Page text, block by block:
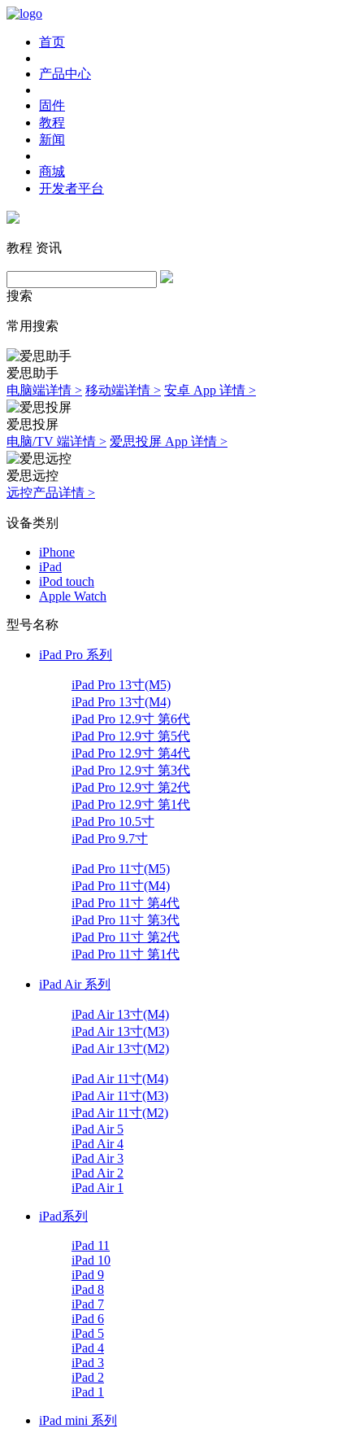
首页
产品中心
固件
教程
新闻
商城
开发者平台
教程 资讯
搜索
常用搜索
爱思助手
电脑端详情 > 移动端详情 > 安卓 App 详情 >
爱思投屏
电脑/TV 端详情 > 爱思投屏 App 详情 >
爱思远控
远控产品详情 >
设备类别
iPhone
iPad
iPod touch
Apple Watch
型号名称
iPad Pro 系列
iPad Pro 13寸(M5)
iPad Pro 13寸(M4)
iPad Pro 12.9寸 第6代
iPad Pro 12.9寸 第5代
iPad Pro 12.9寸 第4代
iPad Pro 12.9寸 第3代
iPad Pro 12.9寸 第2代
iPad Pro 12.9寸 第1代
iPad Pro 10.5寸
iPad Pro 9.7寸
iPad Pro 11寸(M5)
iPad Pro 11寸(M4)
iPad Pro 11寸 第4代
iPad Pro 11寸 第3代
iPad Pro 11寸 第2代
iPad Pro 11寸 第1代
iPad Air 系列
iPad Air 13寸(M4)
iPad Air 13寸(M3)
iPad Air 13寸(M2)
iPad Air 11寸(M4)
iPad Air 11寸(M3)
iPad Air 11寸(M2)
iPad Air 5
iPad Air 4
iPad Air 3
iPad Air 2
iPad Air 1
iPad系列
iPad 11
iPad 10
iPad 9
iPad 8
iPad 7
iPad 6
iPad 5
iPad 4
iPad 3
iPad 2
iPad 1
iPad mini 系列